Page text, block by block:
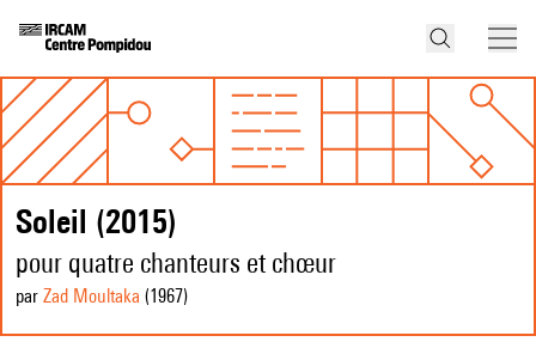
Soleil (2015)
pour quatre chanteurs et chœur
par Zad Moultaka (1967)